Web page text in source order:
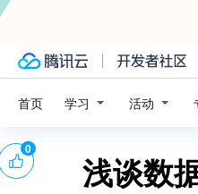
首页 学习 活动
浅谈数
0